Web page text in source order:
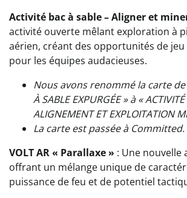
Activité bac à sable – Aligner et
activité ouverte mêlant exploration à
aérien, créant des opportunités de jeu
pour les équipes audacieuses.
Nous avons renommé la carte de
À SABLE EXPURGÉE » à «
ALIGNEMENT ET EXPLOITATION
La carte est passée à Committed.
VOLT AR « Parallaxe » : Une nouvelle
offrant un mélange unique de
puissance de feu et de potentiel